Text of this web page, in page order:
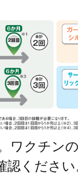
ワクチン
認くださ